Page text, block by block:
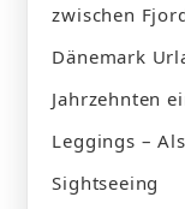
zwischen
Dänemark
Jahrzehnten
Leggings –
Sightseeing